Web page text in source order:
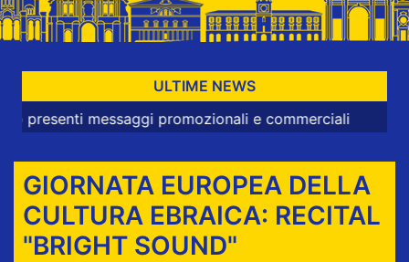
ULTIME NEWS
messaggi promozionali e commerciali
GIORNATA EUROPEA DELLA
CULTURA EBRAICA: RECITAL
"BRIGHT SOUND"